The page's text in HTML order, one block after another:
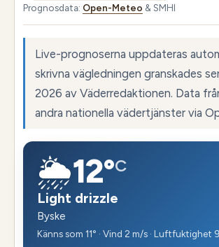
Prognosdata: Open-Meteo & SMHI
Live-prognoserna uppdateras
skrivna vägledningen granskades
2026 av Väderredaktionen. Data
andra nationella vädertjänster via
🌦️12°C
Light drizzle
Byske
Känns som 11° · Vind 2 m/s · Luftfuktighet